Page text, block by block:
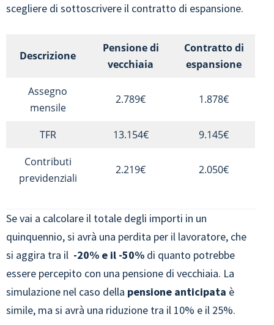
scegliere di sottoscrivere il contratto di espansione.
Descrizione
Pensione di
vecchiaia
Contratto di
espansione
Assegno
mensile
2.789€ 1.878€
TFR 13.154€
9.145€
Contributi
previdenziali
2.219€ 2.050€
Se vai a calcolare il totale degli importi in un
quinquennio, si avrà una perdita per il lavoratore, che
si aggira tra il -20% e il -50% di quanto potrebbe
essere percepito con una pensione di vecchiaia. La
simulazione nel caso della pensione anticipata è
simile, ma si avrà una riduzione tra il 10% e il 25%.